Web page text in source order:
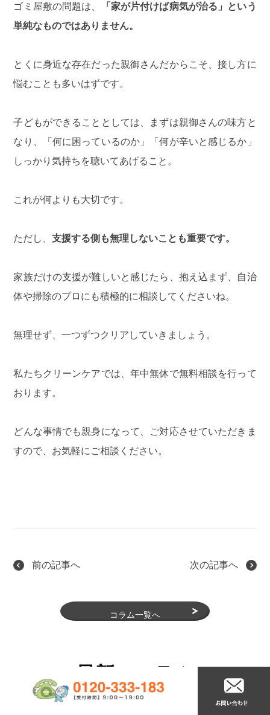
ゴミ屋敷の問題は、
「家が片付けば病気が治る」という
単純なものではありません。
とくに身近な存在だった親御さんだからこそ、接し方に
悩むことも多いはずです。
子どもができることとしては、まずは親御さんの味方と
なり、「何に困っているのか」「何が辛いと感じるか」
しっかり気持ちを聴いてあげること。
これが何よりも大切です。
ただし、支援する側も無理しないことも重要です。
家族だけの支援が難しいと感じたら、抱え込まず、自治
体や掃除のプロにも積極的に相談してくださいね。
無理せず、一つずつクリアしていきましょう。
私たち クリーンケアでは、年中無休で無料相談を行って
おります。
どんな事情でも親身になって、ご対応させていただきま
すので、お気軽にご相談ください。
前の記事へ 次の記事へ
コラム一覧へ
最新のコラム